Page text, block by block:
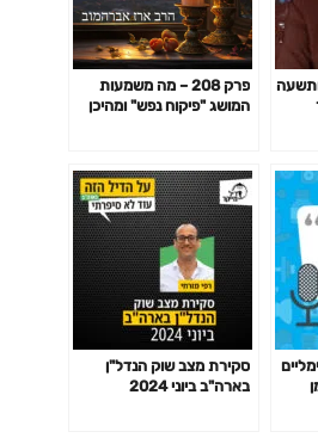
פרק 208 – מה משמעות
המושג "פיקוח נפש" ומהיכן
סקירת מצב שוק הנדל"ן
בארה"ב ביוני 2024